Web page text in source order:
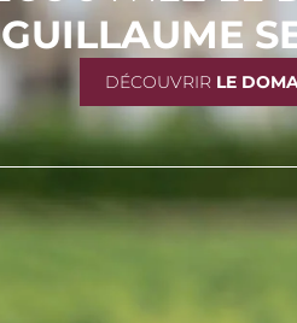
GUILLAUME
DÉCOUVRIR LE